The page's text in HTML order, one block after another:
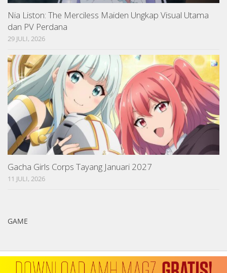
Nia Liston: The Merciless Maiden Ungkap Visual Utama
dan PV Perdana
29 JULI, 2026
Gacha Girls Corps Tayang Januari 2027
11 JULI, 2026
GAME